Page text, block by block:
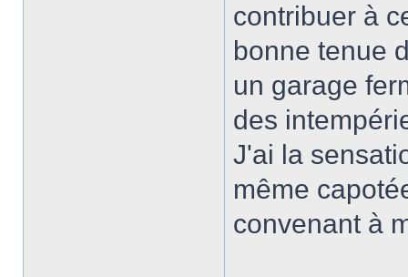
contribuer à
bonne tenue
un garage
des
J'ai la
même
convenant à